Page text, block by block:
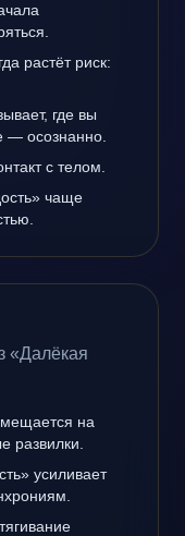
растёт риск:
где вы
— осознанно.
с телом.
чаще
«Далёкая
на
развилки.
усиливает